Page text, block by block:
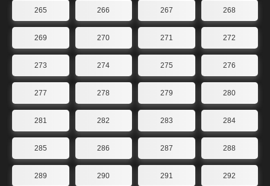
265 266 267 268
269 270 271 272
273 274 275 276
277 278 279 280
281 282 283 284
285 286 287 288
289 290 291 292